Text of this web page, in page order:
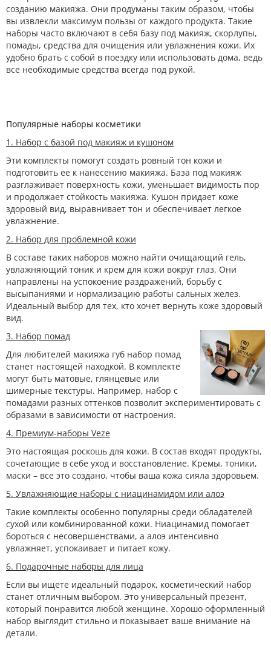
созданию макияжа. Они продуманы таким образом, чтобы
вы извлекли максимум пользы от каждого продукта. Такие
наборы часто включают в себя базу под макияж, скорлупы,
помады, средства для очищения или увлажнения кожи. Их
удобно брать с собой в поездку или использовать дома, ведь
все необходимые средства всегда под рукой.
Популярные наборы косметики
1. Набор с базой под макияж и кушоном
Эти комплекты помогут создать ровный тон кожи и
подготовить ее к нанесению макияжа. База под макияж
разглаживает поверхность кожи, уменьшает видимость пор
и продолжает стойкость макияжа. Кушон придает коже
здоровый вид, выравнивает тон и обеспечивает легкое
увлажнение.
2. Набор для проблемной кожи
В составе таких наборов можно найти очищающий гель,
увлажняющий тоник и крем для кожи вокруг глаз. Они
направлены на успокоение раздражений, борьбу с
высыпаниями и нормализацию работы сальных желез.
Идеальный выбор для тех, кто хочет вернуть коже здоровый
вид.
3. Набор помад
Для любителей макияжа губ набор помад
станет настоящей находкой. В комплекте
могут быть матовые, глянцевые или
шимерные текстуры. Например, набор с
помадами разных оттенков позволит экспериментировать с
образами в зависимости от настроения.
4. Премиум-наборы Veze
Это настоящая роскошь для кожи. В состав входят продукты,
сочетающие в себе уход и восстановление. Кремы, тоники,
маски – все это создано, чтобы ваша кожа сияла здоровьем.
5. Увлажняющие наборы с ниацинамидом или алоэ
Такие комплекты особенно популярны среди обладателей
сухой или комбинированной кожи. Ниацинамид помогает
бороться с несовершенствами, а алоэ интенсивно
увлажняет, успокаивает и питает кожу.
6. Подарочные наборы для лица
Если вы ищете идеальный подарок, косметический набор
станет отличным выбором. Это универсальный презент,
который понравится любой женщине. Хорошо оформленный
набор выглядит стильно и показывает ваше внимание на
детали.